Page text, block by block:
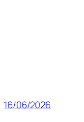
16/06/2026